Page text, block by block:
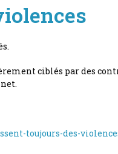
ciblés par des
toujours-des-